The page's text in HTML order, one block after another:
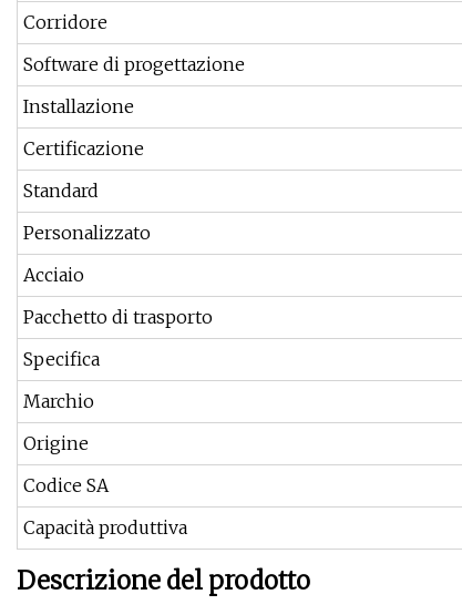
Corridore
Software di progettazione
Installazione
Certificazione
Standard
Personalizzato
Acciaio
Pacchetto di trasporto
Specifica
Marchio
Origine
Codice SA
Capacità produttiva
Descrizione del prodotto